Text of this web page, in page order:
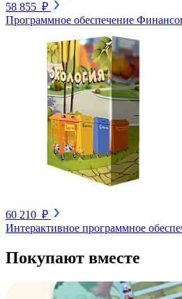
58 855 ₽
Программное обеспечение
60 210 ₽
Интерактивное программное
Покупают вместе